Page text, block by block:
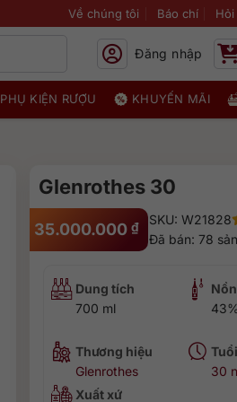
Về chúng tôi Báo chí Hỏi
Đăng nhập
PHỤ KIỆN RƯỢU KHUYẾN MÃI
Glenrothes 30
35.000.000 ₫ SKU: W21828
Đã bán: 78
Dung tích
700 ml
43%
Thương hiệu
Glenrothes
30
Xuất xứ